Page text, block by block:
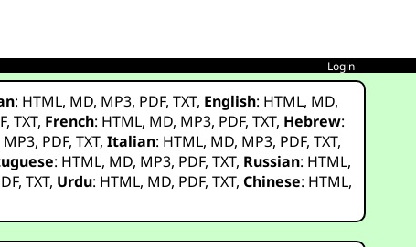
Login
: HTML, MD, MP3, PDF,TXT, English: HTML, MD,
,TXT, French: HTML, MD, MP3, PDF,TXT, Hebrew:
MP3, PDF,TXT,Italian: HTML, MD, MP3, PDF,TXT,
: HTML, MD, MP3, PDF,TXT, Russian: HTML,
,TXT, Urdu: HTML, MD, PDF,TXT,Chinese: HTML,